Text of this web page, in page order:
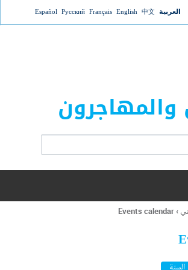
Jump to navigationالعربية 中文
English
Français
Русский
Español
والمهاجرون
›
Events calendar